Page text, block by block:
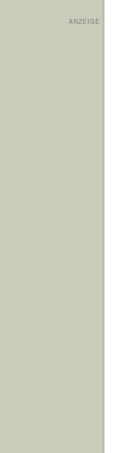
ANZEIGE